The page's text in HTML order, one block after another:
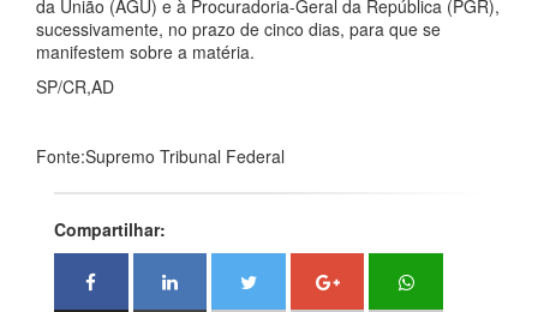
da União (AGU) e à Procuradoria-Geral da República (PGR),
sucessivamente, no prazo de cinco dias, para que se
manifestem sobre a matéria.
SP/CR,AD
Fonte:Supremo Tribunal Federal
Compartilhar: